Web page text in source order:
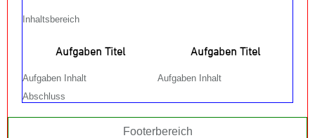
Inhaltsbereich
Aufgaben Titel
Aufgaben Inhalt
Aufgaben Titel
Aufgaben Inhalt
Abschluss
Footerbereich